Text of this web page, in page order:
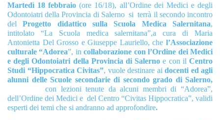
Martedì 18 febbraio (ore 16/18), all’Ordine dei Medici e degli
Odontoiatri della Provincia di Salerno si terrà il secondo incontro
delProgetto didattico sulla Scuola Medica Salernitana,
intitolato “La Scuola medica salernitana”,a cura di Maria
Antonietta Del Grosso e Giuseppe Lauriello, che l’Associazione
culturale “Adorea”, incollaborazione con l’Ordine dei Medici
e degli Odontoiatri della Provincia di Salernoe con il Centro
Studi “Hippocratica Civitas”, vuole destinare ai docenti ed agli
alunni delle Scuole secondarie di secondo grado di Salerno,
con lezioni tenute da alcuni membri di “Adorea”,
dell’Ordine dei Medici e del Centro “Civitas Hippocratica”, validi
esperti dei temi che si andranno ad approfondire.